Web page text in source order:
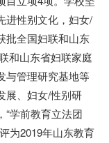
进性别文化，妇女/
批全国妇联和山东
和山东省妇联家庭
与管理研究基地等
展、妇女/性别研
“学前教育立法团
为2019年山东教育